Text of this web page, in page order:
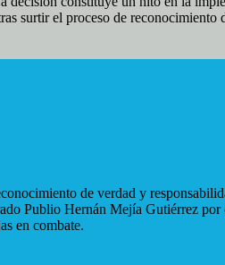
surtir el proceso de
de verdad y
Publio Hernán Mejía Gutiérrez
en combate.